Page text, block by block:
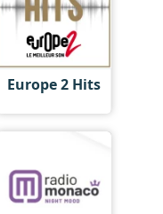
Europe 2 Hits